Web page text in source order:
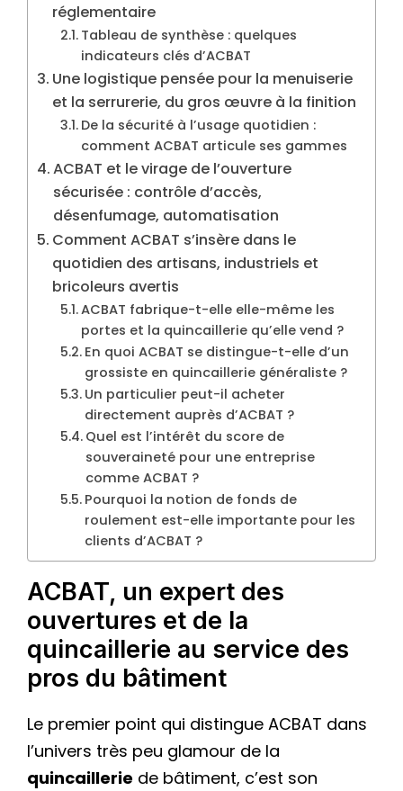
réglementaire
Tableau de synthèse : quelques
indicateurs clés d’ACBAT
Une logistique pensée pour la menuiserie
et la serrurerie, du gros œuvre à la finition
De la sécurité à l’usage quotidien :
comment ACBAT articule ses gammes
ACBAT et le virage de l’ouverture
sécurisée : contrôle d’accès,
désenfumage, automatisation
Comment ACBAT s’insère dans le
quotidien des artisans, industriels et
bricoleurs avertis
ACBAT fabrique-t-elle elle-même les
portes et la quincaillerie qu’elle vend ?
En quoi ACBAT se distingue-t-elle d’un
grossiste en quincaillerie généraliste ?
Un particulier peut-il acheter
directement auprès d’ACBAT ?
Quel est l’intérêt du score de
souveraineté pour une entreprise
comme ACBAT ?
Pourquoi la notion de fonds de
roulement est-elle importante pour les
clients d’ACBAT ?
ACBAT, un expert des
ouvertures et de la
quincaillerie au service des
pros du bâtiment
Le premier point qui distingue ACBAT dans
l’univers très peu glamour de la
quincaillerie de bâtiment, c’est son